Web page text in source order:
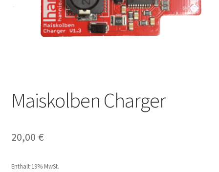
Maiskolben Charger
20,00 €
Enthält 19% MwSt.